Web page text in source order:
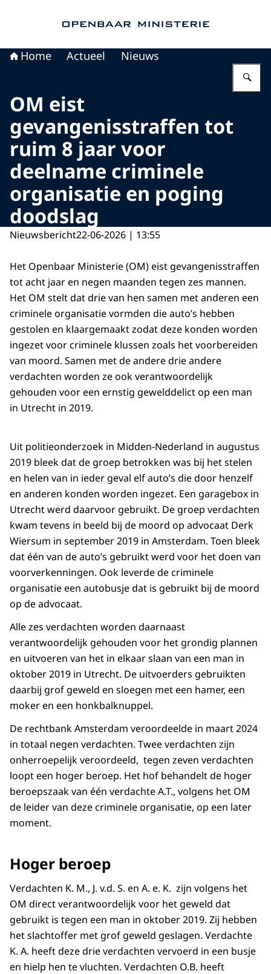
Home Actueel Nieuws
OM eist
gevangenisstraffen tot
ruim 8 jaar voor
deelname criminele
organisatie en poging
doodslag
Nieuwsbericht22-06-2026 | 13:55
Het Openbaar Ministerie (OM) eist gevangenisstraffen
tot acht jaar en negen maanden tegen zes mannen.
Het OM stelt dat drie van hen samen met anderen een
criminele organisatie vormden die auto’s hebben
gestolen en klaargemaakt zodat deze konden worden
ingezet voor criminele klussen zoals het voorbereiden
van moord. Samen met de andere drie andere
verdachten worden ze ook verantwoordelijk
gehouden voor een ernstig gewelddelict op een man
in Utrecht in 2019.
Uit politieonderzoek in Midden-Nederland in augustus
2019 bleek dat de groep betrokken was bij het stelen
en helen van in ieder geval elf auto’s die door henzelf
en anderen konden worden ingezet. Een garagebox in
Utrecht werd daarvoor gebruikt. De groep verdachten
kwam tevens in beeld bij de moord op advocaat Derk
Wiersum in september 2019 in Amsterdam. Toen bleek
dat één van de auto’s gebruikt werd voor het doen van
voorverkenningen. Ook leverde de criminele
organisatie een autobusje dat is gebruikt bij de moord
op de advocaat.
Alle zes verdachten worden daarnaast
verantwoordelijk gehouden voor het grondig plannen
en uitvoeren van het in elkaar slaan van een man in
oktober 2019 in Utrecht. De uitvoerders gebruikten
daarbij grof geweld en sloegen met een hamer, een
moker en een honkbalknuppel.
De rechtbank Amsterdam veroordeelde in maart 2024
in totaal negen verdachten. Twee verdachten zijn
onherroepelijk veroordeeld, tegen zeven verdachten
loopt een hoger beroep. Het hof behandelt de hoger
beroepszaak van één verdachte A.T., volgens het OM
de leider van deze criminele organisatie, op een later
moment.
Hoger beroep
Verdachten K. M., J. v.d. S. en A. e. K. zijn volgens het
OM direct verantwoordelijk voor het geweld dat
gebruikt is tegen een man in oktober 2019. Zij hebben
het slachtoffer met grof geweld geslagen. Verdachte
K. A. heeft deze drie verdachten vervoerd in een busje
en hielp hen te vluchten. Verdachten O.B. heeft